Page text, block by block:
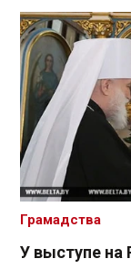
У выступе на
Грамадства